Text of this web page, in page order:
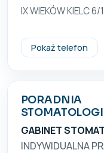
IX WIEKÓW KIELC 6/
Pokaż telefon
PORADNIA
GABINET
INDYWIDUALNA